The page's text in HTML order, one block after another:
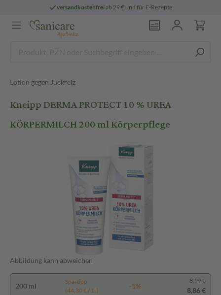
versandkostenfreiab 29 € und für E-Rezepte
Lotion gegen Juckreiz
Kneipp DERMA PROTECT 10 % UREA
KÖRPERMILCH 200 ml Körperpflege
Abbildung kann abweichen
200 ml
Spartipp
(44,30 € / 1 l)
-1%
8,99 €
8,86 €